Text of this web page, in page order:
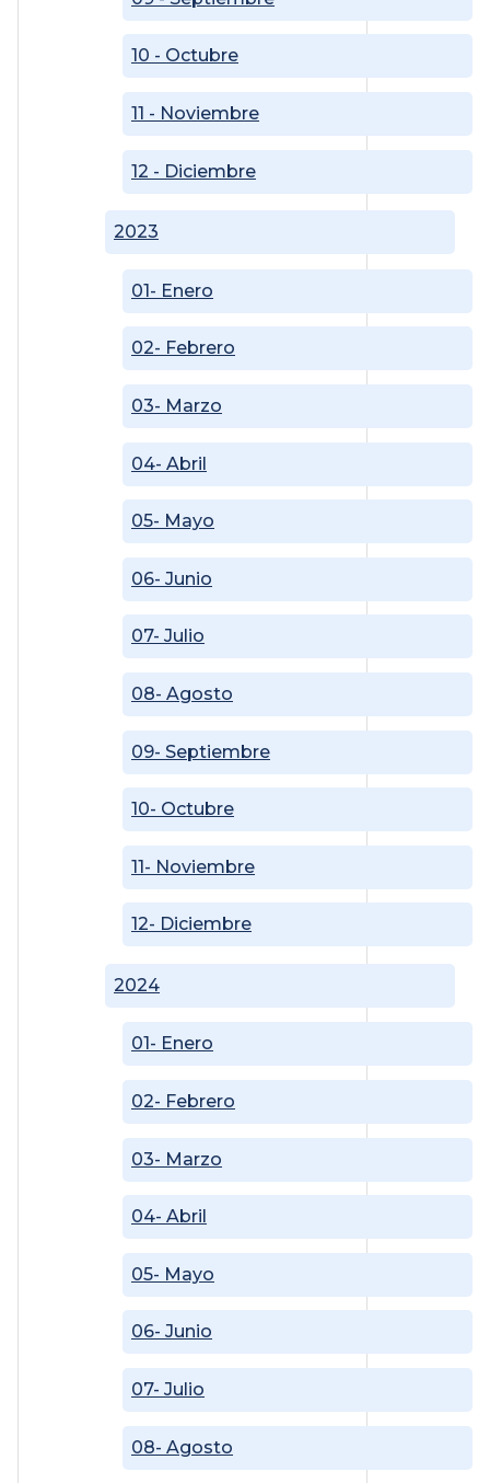
10 - Octubre
11 - Noviembre
12 - Diciembre
2023
01- Enero
02- Febrero
03- Marzo
04- Abril
05- Mayo
06- Junio
07- Julio
08- Agosto
09- Septiembre
10- Octubre
11- Noviembre
12- Diciembre
2024
01- Enero
02- Febrero
03- Marzo
04- Abril
05- Mayo
06- Junio
07- Julio
08- Agosto